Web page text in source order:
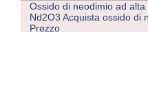
Ossido di neodimio ad alta
Nd2O3 Acquista ossido di
Prezzo